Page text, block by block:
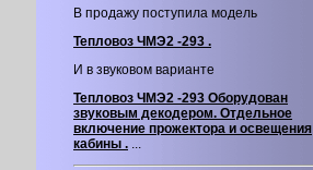
В продажу поступила модель
Тепловоз ЧМЭ2 -293 .
И в звуковом варианте
Тепловоз ЧМЭ2 -293 Оборудован
звуковым декодером. Отдельное
включение прожектора и освещения
кабины . ...